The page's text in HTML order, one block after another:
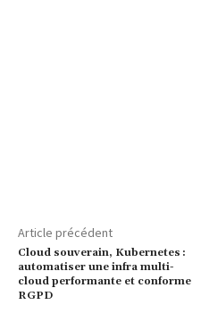
Article précédent
Cloud souverain, Kubernetes :
automatiser une infra multi-
cloud performante et conforme
RGPD